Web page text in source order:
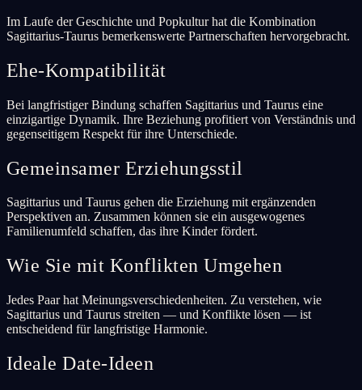
Im Laufe der Geschichte und Popkultur hat die Kombination
Sagittarius-Taurus bemerkenswerte Partnerschaften hervorgebracht.
Ehe-Kompatibilität
Bei langfristiger Bindung schaffen Sagittarius und Taurus eine
einzigartige Dynamik. Ihre Beziehung profitiert von Verständnis und
gegenseitigem Respekt für ihre Unterschiede.
Gemeinsamer Erziehungsstil
Sagittarius und Taurus gehen die Erziehung mit ergänzenden
Perspektiven an. Zusammen können sie ein ausgewogenes
Familienumfeld schaffen, das ihre Kinder fördert.
Wie Sie mit Konflikten Umgehen
Jedes Paar hat Meinungsverschiedenheiten. Zu verstehen, wie
Sagittarius und Taurus streiten — und Konflikte lösen — ist
entscheidend für langfristige Harmonie.
Ideale Date-Ideen